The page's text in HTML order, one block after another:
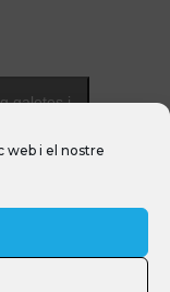
web i el nostre
galetes i